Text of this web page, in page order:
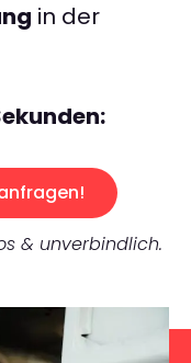
in der
& unverbindlich.